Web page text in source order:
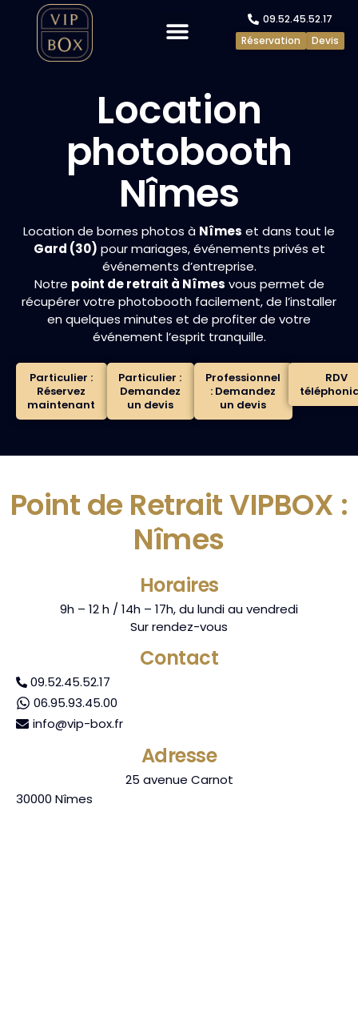
09.52.45.52.17
Devis
Réservation
Location
photobooth
Nîmes
Location de bornes photos à Nîmes et dans tout le
Gard (30) pour mariages, événements privés et
événements d’entreprise.
Notre point de retrait à Nîmes vous permet de
récupérer votre photobooth facilement, de l’installer
en quelques minutes et de profiter de votre
événement l’esprit tranquille.
Particulier :
Réservez
maintenant
Particulier :
Demandez
un devis
Professionnel
: Demandez
un devis
RDV
Point de Retrait VIPBOX :
Nîmes
Adresse
25 avenue Carnot
30000 Nîmes
Contact
09.52.45.52.17
06.95.93.45.00
info@vip-box.fr
Horaires
9h – 12 h / 14h – 17h, du lundi au vendredi
Sur rendez-vous